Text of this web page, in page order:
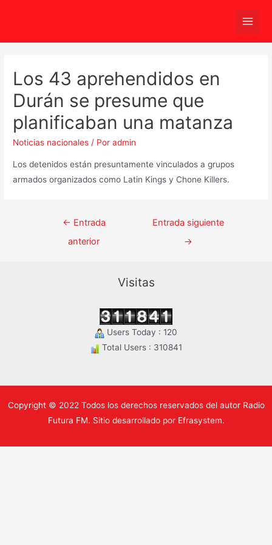
Main
Los 43 aprehendidos en
Durán se presume que
planificaban una matanza
Noticias nacionales / Poradmin
Los detenidos están presuntamente vinculados a grupos
armados organizados como Latin Kings y Chone Killers.
Navegación
← Entrada
anterior
Entrada siguiente
→
Visitas
Users Today : 120
Total Users : 310841
Copyright © 2022 Todos los derechos reservados del autor Radio
Futura FM. Sitio desarrollado por Efrasystem.